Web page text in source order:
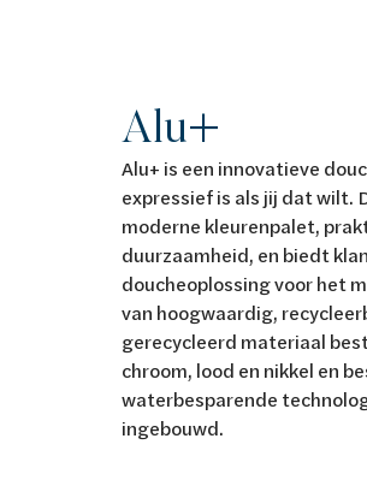
Alu+
Alu+ is een innovatieve
expressief is als jij dat wilt.
moderne kleurenpalet,
duurzaamheid, en biedt
doucheoplossing voor het
van hoogwaardig,
gerecycleerd materiaal
chroom, lood en nikkel en
waterbesparende
ingebouwd.